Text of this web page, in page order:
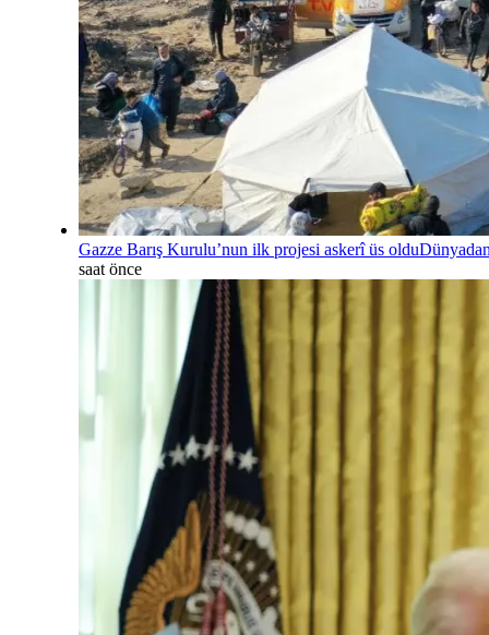
Gazze Barış Kurulu’nun ilk projesi askerî üs oldu
saat önce